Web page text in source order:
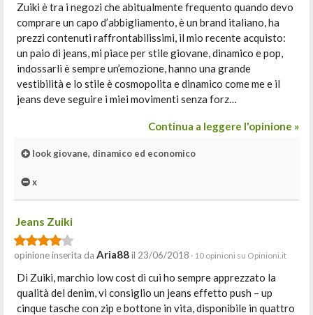
Zuiki è tra i negozi che abitualmente frequento quando devo
comprare un capo d’abbigliamento, è un brand italiano, ha
prezzi contenuti raffrontabilissimi, il mio recente acquisto:
un paio di jeans, mi piace per stile giovane, dinamico e pop,
indossarli è sempre un’emozione, hanno una grande
vestibilità e lo stile è cosmopolita e dinamico come me e il
jeans deve seguire i miei movimenti senza forz…
Continua a leggere l'opinione »
look giovane, dinamico ed economico
x
Jeans Zuiki
opinione inserita da Aria88il 23/06/2018 · 10 opinioni su Opinioni.it
Di Zuiki, marchio low cost di cui ho sempre apprezzato la
qualità del denim, vi consiglio un jeans effetto push – up
cinque tasche con zip e bottone in vita, disponibile in quattro